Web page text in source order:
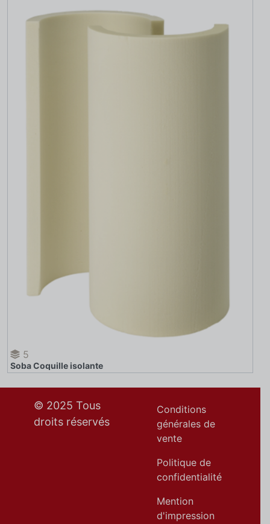
5
Soba Coquille isolante
© 2025 Tous
droits réservés
Conditions
générales de
vente
Politique de
confidentialité
Mention
d'impression